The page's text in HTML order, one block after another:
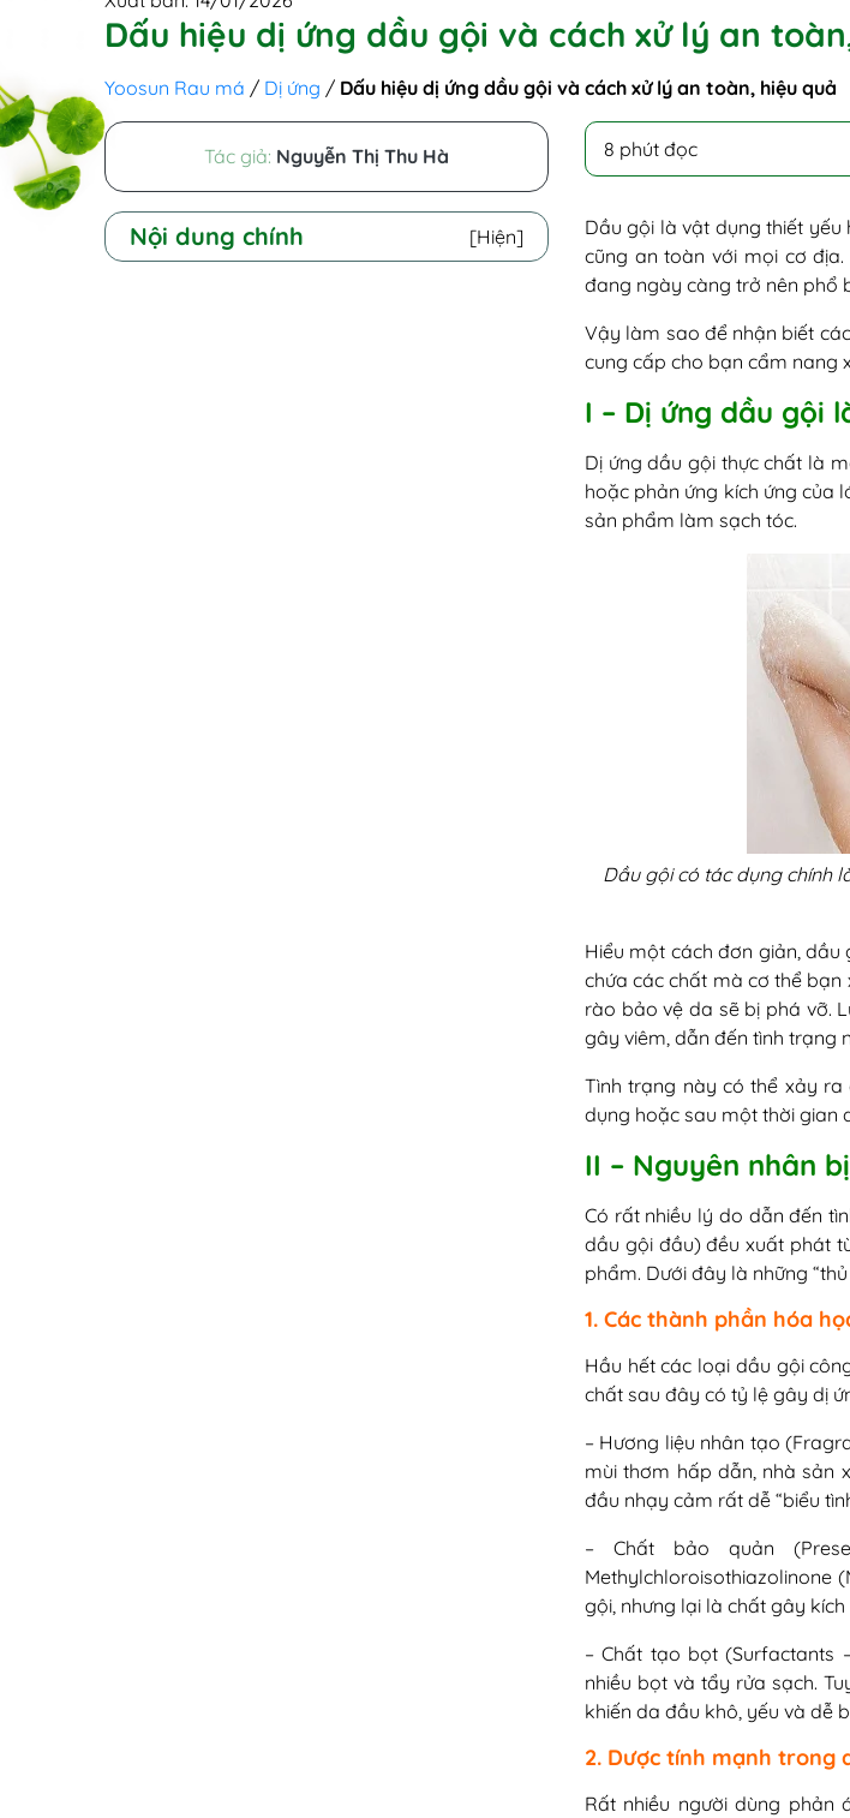
Dấu hiệu dị ứng dầu gội và cách xử lý an
Yoosun Rau má / Dị ứng / Dấu hiệu dị ứng dầu gội và cách xử lý an toàn, hiệu quả
Tác giả: Nguyễn Thị Thu Hà
Nội dung chính [Hiện]
8 phút đọc
Dầu gội là vật dụng thiết
cũng an toàn với mọi cơ
đang ngày càng trở nên phổ
Vậy làm sao để nhận biết
cung cấp cho bạn cẩm nang
I – Dị ứng dầu gội
Dị ứng dầu gội thực chất là
hoặc phản ứng kích ứng của
sản phẩm làm sạch tóc.
Dầu gội có tác dụng chính
Hiểu một cách đơn giản, dầu
chứa các chất mà cơ thể bạn
rào bảo vệ da sẽ bị phá vỡ.
gây viêm, dẫn đến tình trạng
Tình trạng này có thể xảy
dụng hoặc sau một thời gian
II – Nguyên nhân
Có rất nhiều lý do dẫn đến
dầu gội đầu) đều xuất phát
phẩm. Dưới đây là những
1. Các thành phần hóa
Hầu hết các loại dầu gội
chất sau đây có tỷ lệ gây dị
– Hương liệu nhân tạo
mùi thơm hấp dẫn, nhà sản
đầu nhạy cảm rất dễ “biểu
– Chất bảo quản
Methylchloroisothiazolinone
gội, nhưng lại là chất gây
– Chất tạo bọt (Surfactants
nhiều bọt và tẩy rửa sạch.
khiến da đầu khô, yếu và dễ
2. Dược tính mạnh trong
Rất nhiều người dùng